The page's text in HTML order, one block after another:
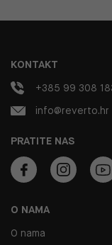
O NAMA
O nama
PRATITE NAS
KONTAKT
+385 99 308
info@reverto.hr